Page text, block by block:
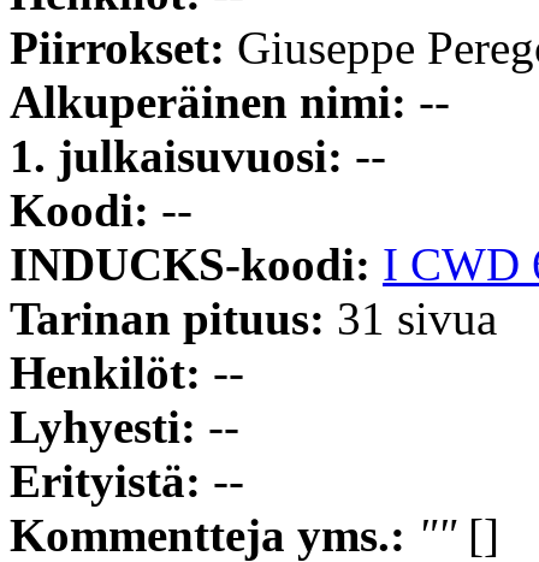
Piirrokset: Giuseppe
Alkuperäinen nimi: --
1. julkaisuvuosi: --
Koodi: --
INDUCKS-koodi: I CWD
Tarinan pituus: 31 sivua
Henkilöt: --
Lyhyesti: --
Erityistä: --
Kommentteja yms.: ""[]